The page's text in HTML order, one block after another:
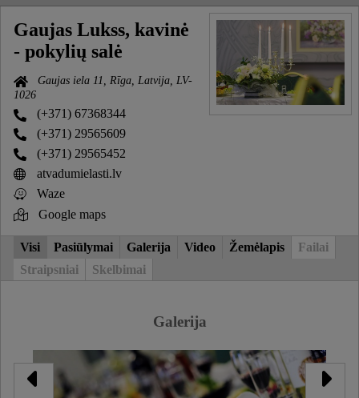
Gaujas Lukss, kavinė
- pokylių salė
Gaujas iela 11, Rīga, Latvija, LV-
1026
(+371) 67368344
(+371) 29565609
(+371) 29565452
atvadumielasti.lv
Waze
Google maps
Visi Pasiūlymai Galerija Video Žemėlapis
Failai
Straipsniai
Skelbimai
Galerija